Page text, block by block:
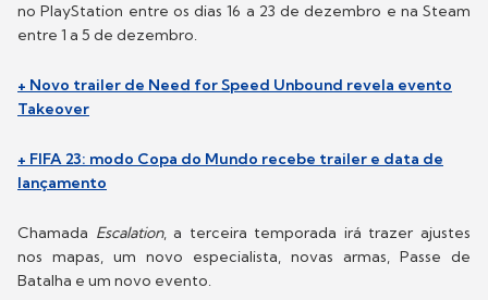
no PlayStation entre os dias 16 a 23 de dezembro e na Steam
entre 1 a 5 de dezembro.
+ Novo trailer de Need for Speed Unbound revela evento
Takeover
+ FIFA 23: modo Copa do Mundo recebe trailer e data de
lançamento
Chamada Escalation, a terceira temporada irá trazer ajustes
nos mapas, um novo especialista, novas armas, Passe de
Batalha e um novo evento.